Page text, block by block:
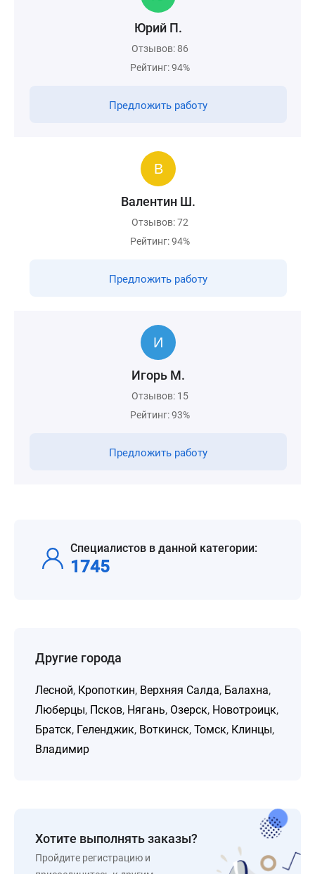
Юрий П.
Отзывов: 86
Рейтинг: 94%
Предложить работу
Валентин Ш.
Отзывов: 72
Рейтинг: 94%
Предложить работу
Игорь М.
Отзывов: 15
Рейтинг: 93%
Предложить работу
Специалистов в данной категории:
1745
Другие города
Лесной, Кропоткин, Верхняя Салда, Балахна,
Люберцы, Псков, Нягань, Озерск, Новотроицк,
Братск, Геленджик, Воткинск, Томск, Клинцы,
Владимир
Хотите выполнять заказы?
Пройдите регистрацию и